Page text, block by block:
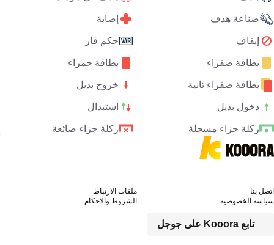
صناعة هدف إصابة
إيقاف حكم ڤار
بطاقة صفراء بطاقة حمراء
بطاقة صفراء ثانية خروج بديل
دخول بديل استبدال
ركلة جزاء مسجلة ركلة جزاء ضائعة
تابع Kooora على جوجل
اتصل بنا
ملفات الارتباط
سياسة الخصوصية
الشروط والاحكام